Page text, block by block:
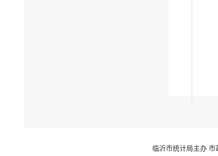
临沂市统计局主办 市